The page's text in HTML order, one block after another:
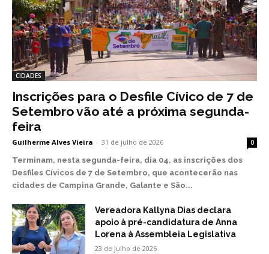
CIDADES
Inscrições para o Desfile Cívico de 7 de
Setembro vão até a próxima segunda-
feira
Guilherme Alves Vieira - 31 de julho de 2026 0
Terminam, nesta segunda-feira, dia 04, as inscrições dos
Desfiles Cívicos de 7 de Setembro, que acontecerão nas
cidades de Campina Grande, Galante e São...
Vereadora Kallyna Dias declara
apoio à pré-candidatura de Anna
Lorena à Assembleia Legislativa
23 de julho de 2026